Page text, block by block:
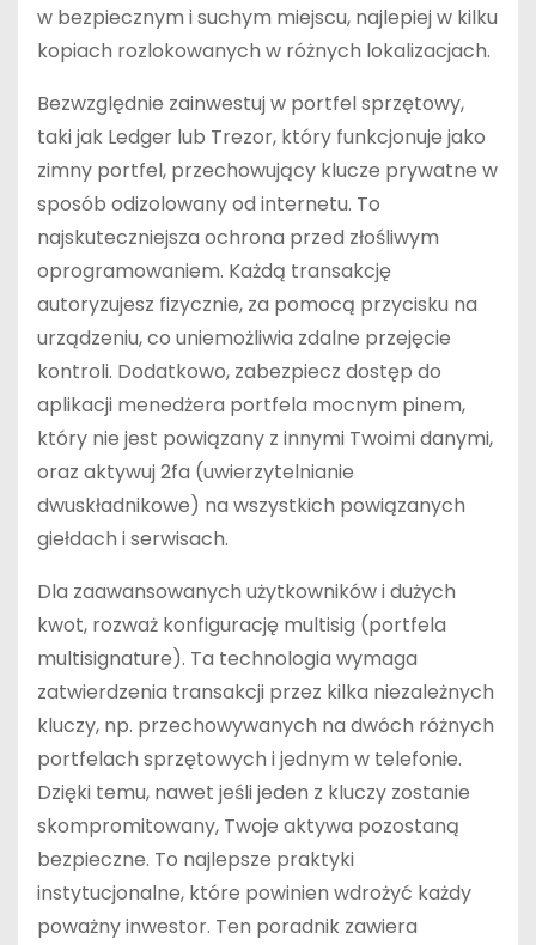
w bezpiecznym i suchym miejscu, najlepiej w kilku
kopiach rozlokowanych w różnych lokalizacjach.
Bezwzględnie zainwestuj w portfel sprzętowy,
taki jak Ledger lub Trezor, który funkcjonuje jako
zimny portfel, przechowujący klucze prywatne w
sposób odizolowany od internetu. To
najskuteczniejsza ochrona przed złośliwym
oprogramowaniem. Każdą transakcję
autoryzujesz fizycznie, za pomocą przycisku na
urządzeniu, co uniemożliwia zdalne przejęcie
kontroli. Dodatkowo, zabezpiecz dostęp do
aplikacji menedżera portfela mocnym pinem,
który nie jest powiązany z innymi Twoimi danymi,
oraz aktywuj 2fa (uwierzytelnianie
dwuskładnikowe) na wszystkich powiązanych
giełdach i serwisach.
Dla zaawansowanych użytkowników i dużych
kwot, rozważ konfigurację multisig (portfela
multisignature). Ta technologia wymaga
zatwierdzenia transakcji przez kilka niezależnych
kluczy, np. przechowywanych na dwóch różnych
portfelach sprzętowych i jednym w telefonie.
Dzięki temu, nawet jeśli jeden z kluczy zostanie
skompromitowany, Twoje aktywa pozostaną
bezpieczne. To najlepsze praktyki
instytucjonalne, które powinien wdrożyć każdy
poważny inwestor. Ten poradnik zawiera